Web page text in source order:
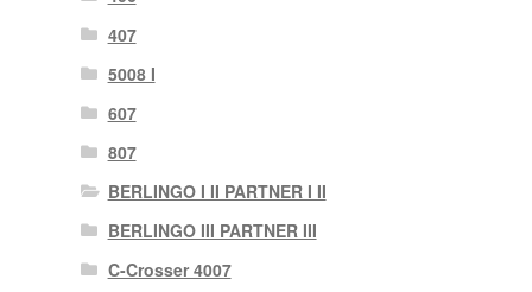
407
5008 I
607
807
BERLINGO I II PARTNER I II
BERLINGO III PARTNER III
C-Crosser 4007